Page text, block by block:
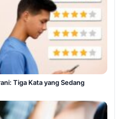
Tiga Kata yang Sedang